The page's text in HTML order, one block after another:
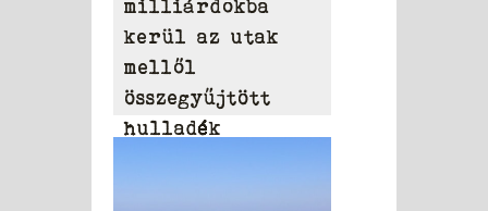
milliárdokba
kerül az utak
mellől
összegyűjtött
hulladék